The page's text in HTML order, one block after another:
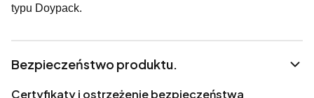
typu Doypack.
Bezpieczeństwo produktu.
Certyfikaty i ostrzeżenie bezpieczeństwa